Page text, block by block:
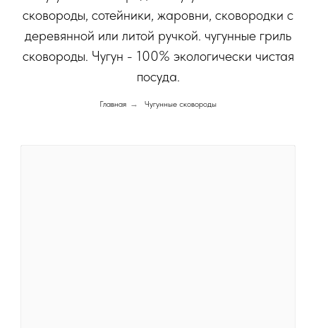
сковороды, сотейники, жаровни, сковородки с
деревянной или литой ручкой. чугунные гриль
сковороды. Чугун - 100% экологически чистая
посуда.
Главная → Чугунные сковороды